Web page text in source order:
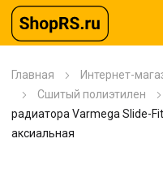
Главная Интернет-
Сшитый полиэтилен
радиатора Varmega Slide-
аксиальная